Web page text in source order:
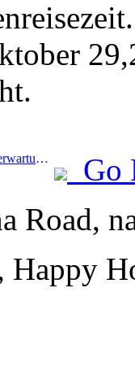
Prev:Übertreffen Sie die Investitionserwartungen bestehender Hotels! Das Wanxin Zhige Hotel wurde von der Branche als „Hervorragende Managementmarke bestehender Hotels“ ausgezeichnet.
Go
Road,
Happy